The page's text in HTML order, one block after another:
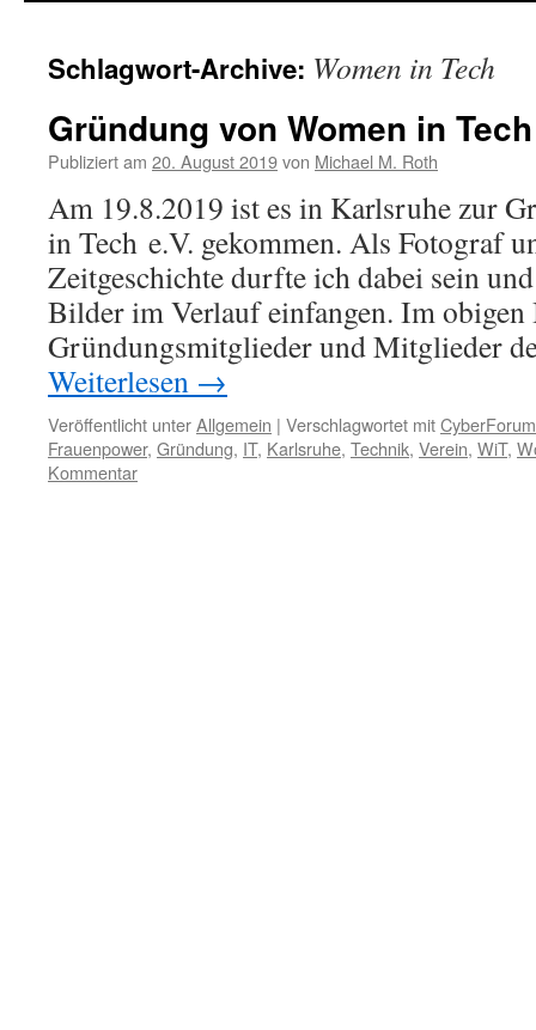
Schlagwort-Archive: Women in Tech
Gründung von Women in
Publiziert am 20. August 2019von Michael M. Roth
Am 19.8.2019 ist es in Karlsruhe zur
in Tech e.V. gekommen. Als Fotograf
Zeitgeschichte durfte ich dabei sein
Bilder im Verlauf einfangen. Im
Gründungsmitglieder und Mitglieder
Weiterlesen →
Veröffentlicht unterAllgemein | Verschlagwortet mitCyberForum
Frauenpower, Gründung, IT, Karlsruhe, Technik, Verein, WiT,
Kommentar